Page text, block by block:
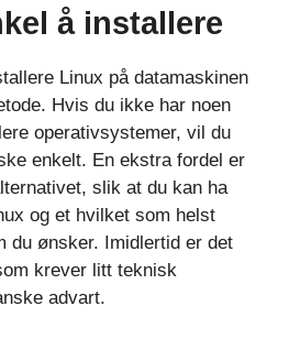
å installere
Linux på datamaskinen
Hvis du ikke har noen
operativsystemer, vil du
enkelt. En ekstra fordel er
slik at du kan ha
og et hvilket som helst
du ønsker. Imidlertid er det
krever litt teknisk
advart.